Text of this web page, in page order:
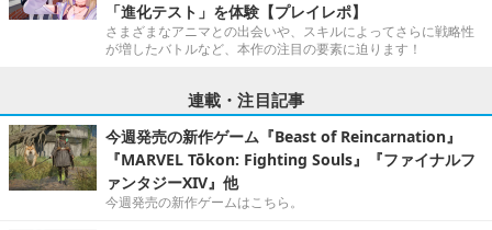
「進化テスト」を体験【プレイレポ】
さまざまなアニマとの出会いや、スキルによってさらに戦略性
が増したバトルなど、本作の注目の要素に迫ります！
連載・注目記事
今週発売の新作ゲーム『Beast of Reincarnation』
『MARVEL Tōkon: Fighting Souls』『ファイナルフ
ァンタジーXIV』他
今週発売の新作ゲームはこちら。